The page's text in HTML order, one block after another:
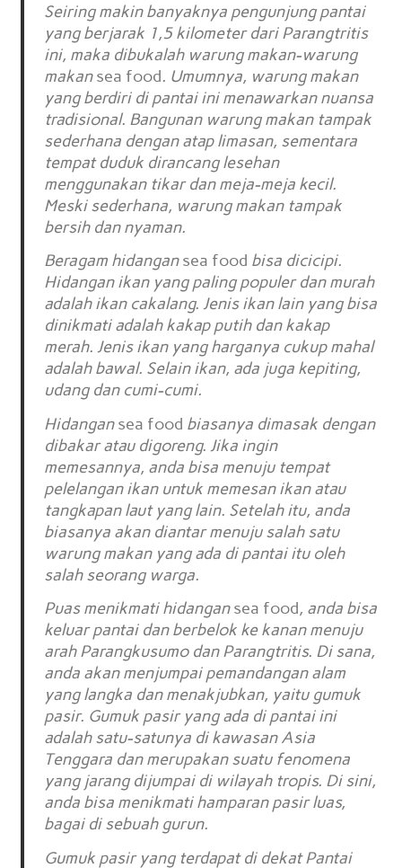
Seiring makin banyaknya pengunjung pantai
yang berjarak 1,5 kilometer dari Parangtritis
ini, maka dibukalah warung makan-warung
makansea food. Umumnya, warung makan
yang berdiri di pantai ini menawarkan nuansa
tradisional. Bangunan warung makan tampak
sederhana dengan atap limasan, sementara
tempat duduk dirancang lesehan
menggunakan tikar dan meja-meja kecil.
Meski sederhana, warung makan tampak
bersih dan nyaman.
Beragam hidangansea food bisa dicicipi.
Hidangan ikan yang paling populer dan murah
adalah ikan cakalang. Jenis ikan lain yang bisa
dinikmati adalah kakap putih dan kakap
merah. Jenis ikan yang harganya cukup mahal
adalah bawal. Selain ikan, ada juga kepiting,
udang dan cumi-cumi.
Hidangansea food biasanya dimasak dengan
dibakar atau digoreng. Jika ingin
memesannya, anda bisa menuju tempat
pelelangan ikan untuk memesan ikan atau
tangkapan laut yang lain. Setelah itu, anda
biasanya akan diantar menuju salah satu
warung makan yang ada di pantai itu oleh
salah seorang warga.
Puas menikmati hidangansea food, anda bisa
keluar pantai dan berbelok ke kanan menuju
arah Parangkusumo dan Parangtritis. Di sana,
anda akan menjumpai pemandangan alam
yang langka dan menakjubkan, yaitu gumuk
pasir. Gumuk pasir yang ada di pantai ini
adalah satu-satunya di kawasan Asia
Tenggara dan merupakan suatu fenomena
yang jarang dijumpai di wilayah tropis. Di sini,
anda bisa menikmati hamparan pasir luas,
bagai di sebuah gurun.
Gumuk pasir yang terdapat di dekat Pantai